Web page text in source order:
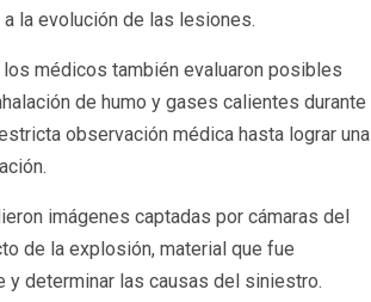
la evolución de las lesiones.
médicos también evaluaron posibles
de humo y gases calientes durante
observación médica hasta lograr una
imágenes captadas por cámaras del
de la explosión, material que fue
y determinar las causas del siniestro.